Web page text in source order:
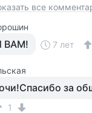
все
ВАМ! 7 лет
за
1